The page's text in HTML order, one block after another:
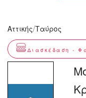
Αττικής/Ταύρος
Διασκέδαση -